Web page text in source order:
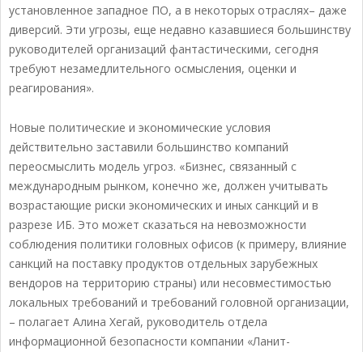
установленное западное ПО, а в некоторых отраслях– даже
диверсий. Эти угрозы, еще недавно казавшиеся большинству
руководителей организаций фантастическими, сегодня
требуют незамедлительного осмысления, оценки и
реагирования».
Новые политические и экономические условия
действительно заставили большинство компаний
переосмыслить модель угроз. «Бизнес, связанный с
международным рынком, конечно же, должен учитывать
возрастающие риски экономических и иных санкций и в
разрезе ИБ. Это может сказаться на невозможности
соблюдения политики головных офисов (к примеру, влияние
санкций на поставку продуктов отдельных зарубежных
вендоров на территорию страны) или несовместимостью
локальных требований и требований головной организации,
– полагает Алина Хегай, руководитель отдела
информационной безопасности компании «Ланит-